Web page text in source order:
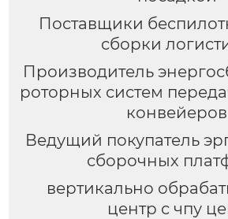
Поставщики
сборки
Производитель
роторных систем
конвейеров
Ведущий покупатель
сборочных
вертикально
центр с чпу